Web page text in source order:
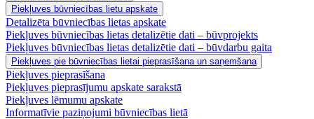
Piekļuves būvniecības lietu apskate
Detalizēta būvniecības lietas apskate
Piekļuves būvniecības lietas detalizētie dati – būvprojekts
Piekļuves būvniecības lietas detalizētie dati – būvdarbu gaita
Piekļuves pie būvniecības lietai pieprasīšana un saņemšana
Piekļuves pieprasīšana
Piekļuves pieprasījumu apskate sarakstā
Piekļuves lēmumu apskate
Informatīvie paziņojumi būvniecības lietā